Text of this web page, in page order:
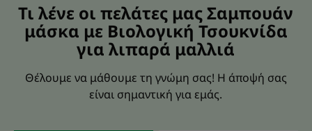
Τι λένε οι πελάτες μας Σαμπουάν
μάσκα με Βιολογική Τσουκνίδα
για λιπαρά μαλλιά
Θέλουμε να μάθουμε τη γνώμη σας! Η άποψή σας
είναι σημαντική για εμάς.